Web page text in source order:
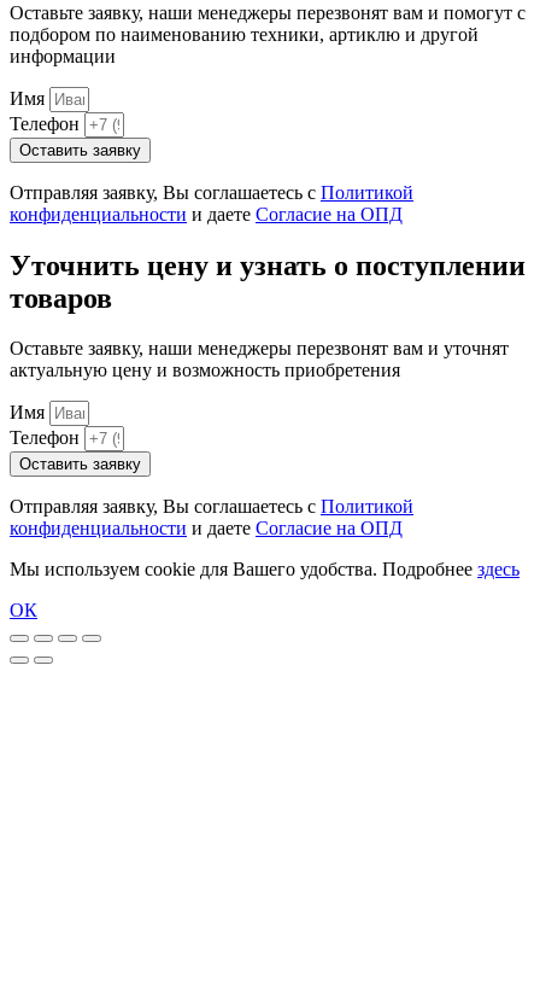
Оставьте заявку, наши менеджеры перезвонят вам и помогут с
подбором по наименованию техники, артиклю и другой
информации
Имя
Телефон
Оставить заявку
Отправляя заявку, Вы соглашаетесь с Политикой
конфиденциальности и даете Согласие на ОПД
Уточнить цену и узнать о поступлении
товаров
Оставьте заявку, наши менеджеры перезвонят вам и уточнят
актуальную цену и возможность приобретения
Имя
Телефон
Оставить заявку
Отправляя заявку, Вы соглашаетесь с Политикой
конфиденциальности и даете Согласие на ОПД
Мы используем cookie для Вашего удобства. Подробнее здесь
ОК